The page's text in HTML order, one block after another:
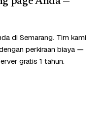
di Semarang. Tim kami
perkiraan biaya —
gratis 1 tahun.